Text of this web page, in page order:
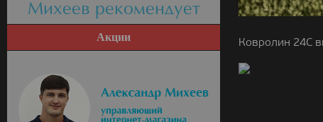
Ковролин 24C
Михеев рекомендует
Акции